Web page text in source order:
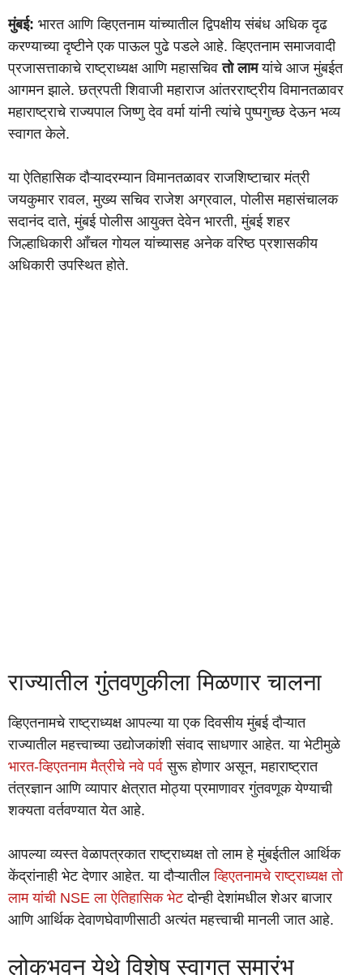
मुंबई: भारत आणि व्हिएतनाम यांच्यातील द्विपक्षीय संबंध अधिक दृढ
करण्याच्या दृष्टीने एक पाऊल पुढे पडले आहे. व्हिएतनाम समाजवादी
प्रजासत्ताकाचे राष्ट्राध्यक्ष आणि महासचिवतो लामयांचे आज मुंबईत
आगमन झाले. छत्रपती शिवाजी महाराज आंतरराष्ट्रीय विमानतळावर
महाराष्ट्राचे राज्यपाल जिष्णु देव वर्मा यांनी त्यांचे पुष्पगुच्छ देऊन भव्य
स्वागत केले.
या ऐतिहासिक दौऱ्यादरम्यान विमानतळावर राजशिष्टाचार मंत्री
जयकुमार रावल, मुख्य सचिव राजेश अग्रवाल, पोलीस महासंचालक
सदानंद दाते, मुंबई पोलीस आयुक्त देवेन भारती, मुंबई शहर
जिल्हाधिकारी आँचल गोयल यांच्यासह अनेक वरिष्ठ प्रशासकीय
अधिकारी उपस्थित होते.
राज्यातील गुंतवणुकीला मिळणार चालना
व्हिएतनामचे राष्ट्राध्यक्ष आपल्या या एक दिवसीय मुंबई दौऱ्यात
राज्यातील महत्त्वाच्या उद्योजकांशी संवाद साधणार आहेत. या भेटीमुळे
भारत-व्हिएतनाम मैत्रीचे नवे पर्व सुरू होणार असून, महाराष्ट्रात
तंत्रज्ञान आणि व्यापार क्षेत्रात मोठ्या प्रमाणावर गुंतवणूक येण्याची
शक्यता वर्तवण्यात येत आहे.
आपल्या व्यस्त वेळापत्रकात राष्ट्राध्यक्ष तो लाम हे मुंबईतील आर्थिक
केंद्रांनाही भेट देणार आहेत. या दौऱ्यातीलव्हिएतनामचे राष्ट्राध्यक्ष तो
लाम यांची NSE ला ऐतिहासिक भेटदोन्ही देशांमधील शेअर बाजार
आणि आर्थिक देवाणघेवाणीसाठी अत्यंत महत्त्वाची मानली जात आहे.
लोकभवन येथे विशेष स्वागत समारंभ